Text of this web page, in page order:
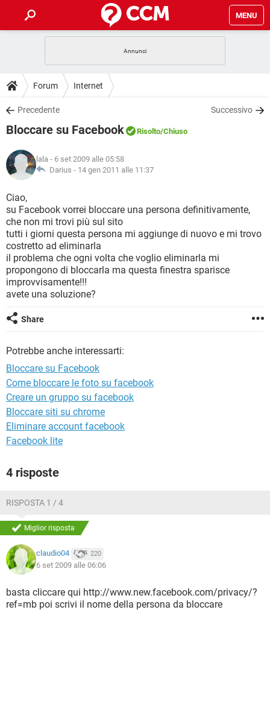
MENU
INTRATTENIMENTO
iOS
INSTAGRAM WHATSAPP
TIKTOK
HARDWARE
GUIDE
COVID-19
INSTAGRAM
TIKTOK
HARDWARE
DOWNLOAD
COVID-19 GAMING
INTRATTENIMENTO
iOS WINDOWS 10
INSTAGRAM
TIKTOK FACEBOOK
HARDWARE
COVID-19
INTRATTENIMENTO
iOS
INSTAGRAM
TIKTOK
HARDWARE
GLOSSARIO
COVID-19
INTRATTENIMENTO ANDROID
iOS WINDOWS 10
INSTAGRAM WHATSAPP
TIKTOK FACEBOOK
HARDWARE
Forum Internet
Precedente Successivo
Bloccare su Facebook Risolto/Chiuso
lala - 6 set 2009 alle 05:58
Darius - 14 gen 2011 alle 11:37
Ciao,
su Facebook vorrei bloccare una persona definitivamente,
che non mi trovi più sul sito
tutti i giorni questa persona mi aggiunge di nuovo e mi trovo
costretto ad eliminarla
il problema che ogni volta che voglio eliminarla mi
propongono di bloccarla ma questa finestra sparisce
improvvisamente!!!
avete una soluzione?
Share
Potrebbe anche interessarti:
Bloccare su Facebook
Come bloccare le foto su facebook
Creare un gruppo su facebook
Bloccare siti su chrome
Eliminare account facebook
Facebook lite
4 risposte
RISPOSTA 1 / 4
Miglior risposta
claudio04 220
6 set 2009 alle 06:06
basta cliccare qui http://www.new.facebook.com/privacy/?
ref=mb poi scrivi il nome della persona da bloccare